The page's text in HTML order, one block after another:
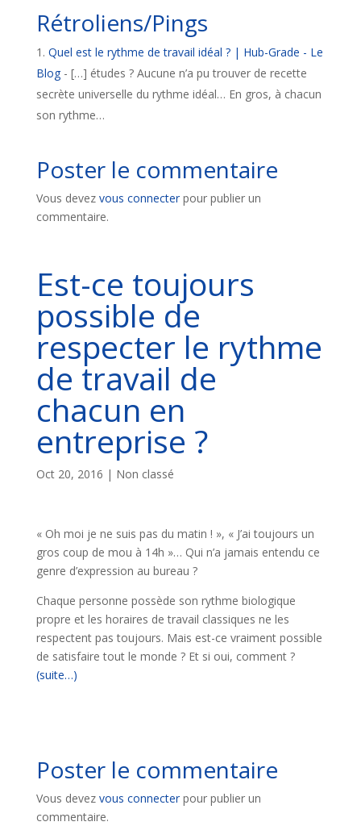
Rétroliens/Pings
Quel est le rythme de travail idéal ? | Hub-Grade - Le
Blog- […] études ? Aucune n’a pu trouver de recette
secrète universelle du rythme idéal… En gros, à chacun
son rythme…
Poster le commentaire
Vous devez vous connecterpour publier un
commentaire.
Est-ce toujours
possible de
respecter le rythme
de travail de
chacun en
entreprise ?
Oct 20, 2016 | Non classé
« Oh moi je ne suis pas du matin ! », « J’ai toujours un
gros coup de mou à 14h »… Qui n’a jamais entendu ce
genre d’expression au bureau ?
Chaque personne possède son rythme biologique
propre et les horaires de travail classiques ne les
respectent pas toujours. Mais est-ce vraiment possible
de satisfaire tout le monde ? Et si oui, comment ?
(suite…)
Poster le commentaire
Vous devez vous connecterpour publier un
commentaire.